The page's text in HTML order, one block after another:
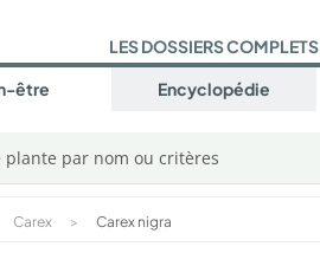
LES DOSSIERS COMPLETS
être Encyclopédie
plante par nom ou critères
Carex > Carex nigra